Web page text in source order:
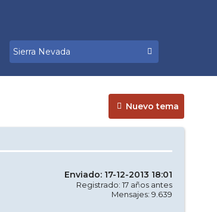
Nuevo tema
Enviado: 17-12-2013 18:01
Registrado: 17 años antes
Mensajes: 9.639